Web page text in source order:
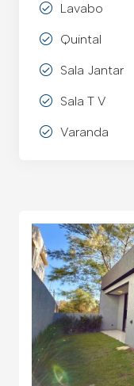
Lavabo
Quintal
Sala Jantar
Sala T V
Varanda